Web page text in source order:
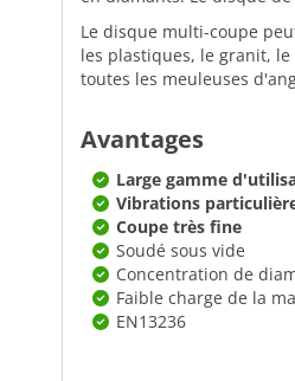
Le disque multi-coupe
les plastiques, le granit,
toutes les meuleuses
Avantages
Large gamme
Vibrations
Coupe très fine
Soudé sous vide
Concentration de
Faible charge de la
EN13236